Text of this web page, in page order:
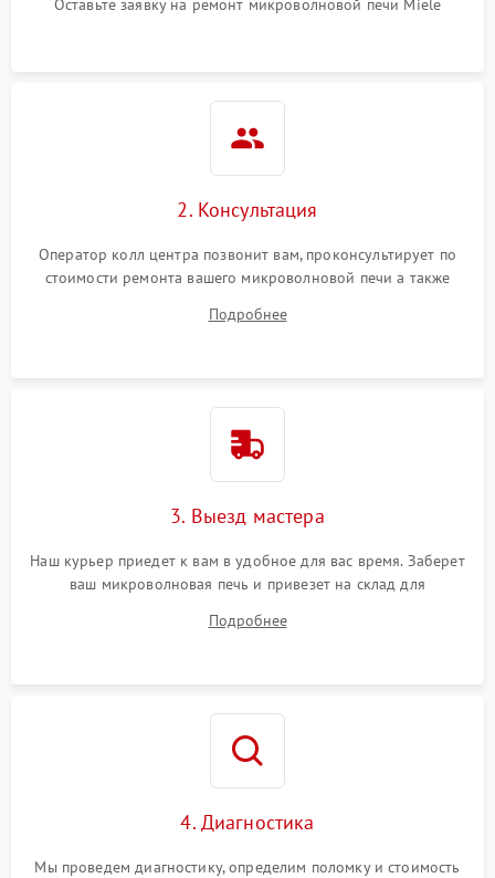
Оставьте заявку на ремонт микроволновой печи Miele
2. Консультация
Оператор колл центра позвонит вам, проконсультирует по
стоимости ремонта вашего микроволновой печи а также
Подробнее
3. Выезд мастера
Наш курьер приедет к вам в удобное для вас время. Заберет
ваш микроволновая печь и привезет на склад для
Подробнее
4. Диагностика
Мы проведем диагностику, определим поломку и стоимость